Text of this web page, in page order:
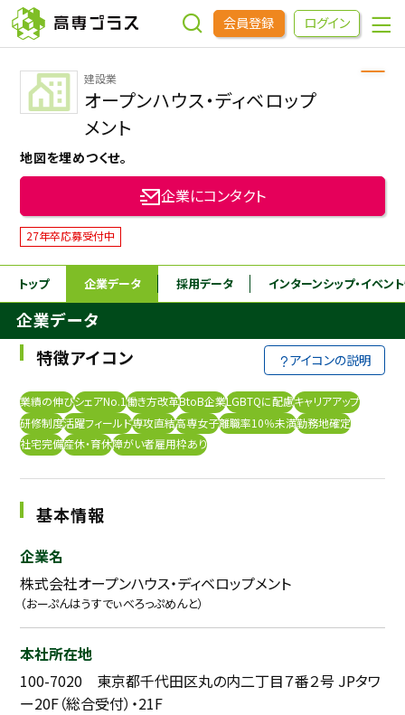
会員登録 ログイン
企業をさがす
進学先をさがす
インターンシップ・イベントをさがす
高専OBOGをさがす
高専プラスセミナー
高専生コミュニティ
めもらす
本科5年生・専攻科2年生向け 採用継続中の企業特集
建設業
オープンハウス・ディベロップ
メント
地図を埋めつくせ。
企業にコンタクト
27年卒応募受付中
トップ 企業データ 採用データ インターンシップ・イベン
企業データ
特徴アイコン
アイコンの説明
業績の伸びシェアNo.1働き方改革BtoB企業LGBTQに配慮キャリアアップ
研修制度活躍フィールド専攻直結高専女子離職率10％未満勤務地確定
社宅完備産休・育休障がい者雇用枠あり
基本情報
企業名
株式会社オープンハウス・ディベロップメント
（おーぷんはうすでぃべろっぷめんと）
本社所在地
100-7020 東京都千代田区丸の内二丁目７番２号 JPタワ
ー20F（総合受付）・21F